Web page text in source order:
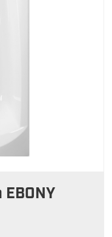
EBONY